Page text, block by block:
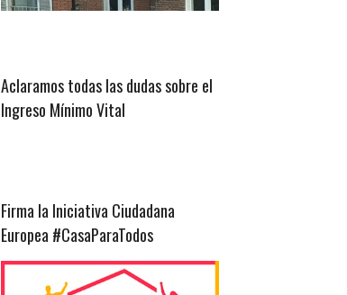
Aclaramos todas las dudas sobre el
Ingreso Mínimo Vital
Firma la Iniciativa Ciudadana
Europea #CasaParaTodos